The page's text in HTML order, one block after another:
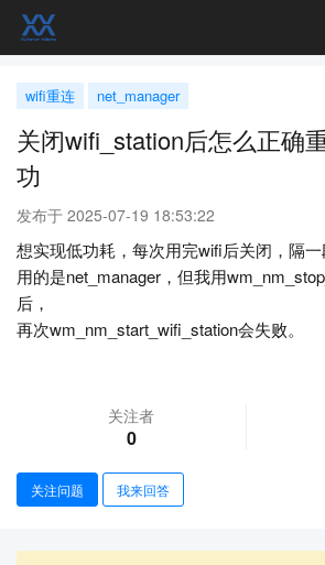
wifi重连 net_manager
关闭wifi_station后怎么正确
功
发布于 2025-07-19 18:53:22
想实现低功耗，每次用完wifi后关闭，隔一
用的是net_manager，但我用
后，
再次wm_nm_start_wifi_station会失败。
关注者
0
关注问题 我来回答